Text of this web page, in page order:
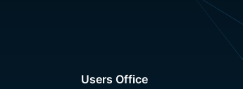
Users Office